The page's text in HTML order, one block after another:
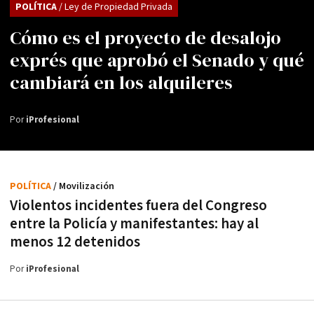
Cómo es el proyecto de desalojo
exprés que aprobó el Senado y qué
cambiará en los alquileres
POLÍTICA/ Ley de Propiedad Privada
PoriProfesional
Violentos incidentes fuera del Congreso
entre la Policía y manifestantes: hay al
menos 12 detenidos
POLÍTICA/ Movilización
PoriProfesional